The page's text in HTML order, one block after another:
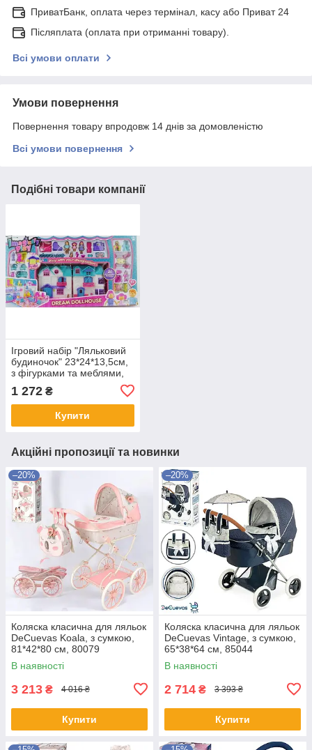
ПриватБанк, оплата через термінал, касу або Приват 24
Післяплата (оплата при отриманні товару).
Всі умови оплати
Умови повернення
Повернення товару впродовж 14 днів за домовленістю
Всі умови повернення
Подібні товари компанії
Ігровий набір "Ляльковий
будиночок" 23*24*13,5см,
з фігурками та меблями,
1 272 ₴
Купити
Акційні пропозиції та новинки
–20%
Коляска класична для ляльок
DeCuevas Koala, з сумкою,
81*42*80 см, 80079
В наявності
3 213 ₴ 4 016 ₴
Купити
–20%
Коляска класична для ляльок
DeCuevas Vintage, з сумкою,
65*38*64 см, 85044
В наявності
2 714 ₴ 3 393 ₴
Купити